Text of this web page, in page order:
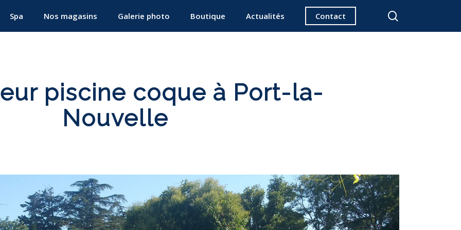
Spa Nos magasins Galerie photo Boutique Actualités Contact
piscine coque à Port-la-
Nouvelle